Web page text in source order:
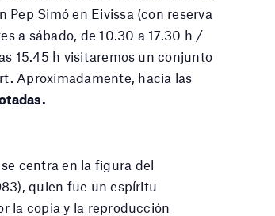
Pep Simó en Eivissa (con reserva
a sábado, de 10.30 a 17.30 h /
15.45 h visitaremos un conjunto
Aproximadamente, hacia las
se centra en la figura del
quien fue un espíritu
la copia y la reproducción